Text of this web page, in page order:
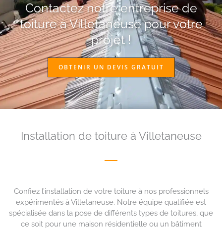
Contactez notre entreprise de
toiture à Villetaneuse pour votre
projet !
OBTENIR UN DEVIS GRATUIT
Installation de toiture à Villetaneuse
Confiez l’installation de votre toiture à nos professionnels
expérimentés à Villetaneuse. Notre équipe qualifiée est
spécialisée dans la pose de différents types de toitures, que
ce soit pour une maison résidentielle ou un bâtiment